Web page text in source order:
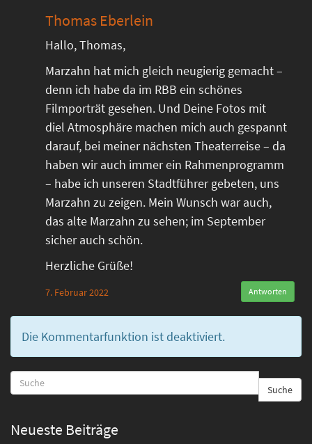
Thomas Eberlein
Hallo, Thomas,
Marzahn hat mich gleich neugierig gemacht –
denn ich habe da im RBB ein schönes
Filmporträt gesehen. Und Deine Fotos mit
diel Atmosphäre machen mich auch gespannt
darauf, bei meiner nächsten Theaterreise – da
haben wir auch immer ein Rahmenprogramm
– habe ich unseren Stadtführer gebeten, uns
Marzahn zu zeigen. Mein Wunsch war auch,
das alte Marzahn zu sehen; im September
sicher auch schön.
Herzliche Grüße!
7. Februar 2022 Antworten
Die Kommentarfunktion ist deaktiviert.
Suche
Neueste Beiträge